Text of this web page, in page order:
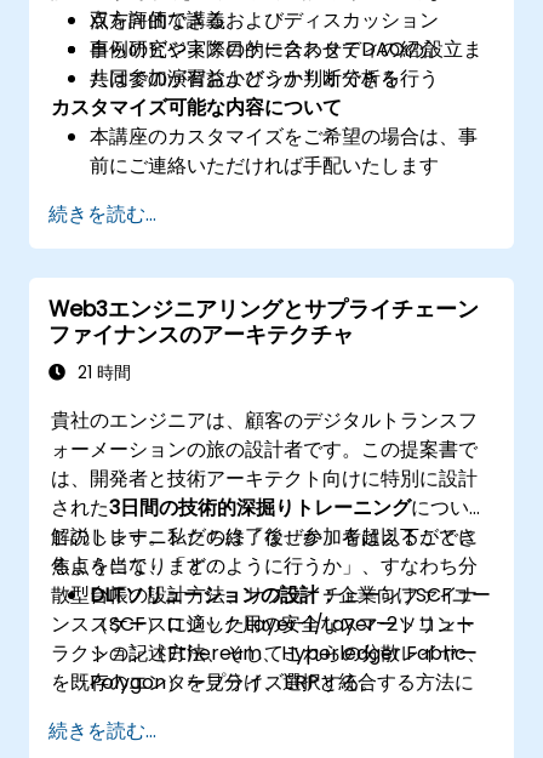
点を評価できる
自らのビジネス目的に合わせてDAOの設立ま
たは参加が有益かどうか判断できる
双方向的な講義およびディスカッション
事例研究や実際のケーススタディの紹介
共同での演習およびシナリオ分析を行う
カスタマイズ可能な内容について
本講座のカスタマイズをご希望の場合は、事
前にご連絡いただければ手配いたします
続きを読む...
Web3エンジニアリングとサプライチェーン
ファイナンスのアーキテクチャ
21 時間
貴社のエンジニアは、顧客のデジタルトランスフ
ォーメーションの旅の設計者です。この提案書で
は、開発者と技術アーキテクト向けに特別に設計
された3日間の技術的深掘りトレーニングについて
解説します。私たちは「なぜか」を超えることに
焦点を当て、「どのように行うか」、すなわち分
散型台帳の設計方法、サプライチェーンファイナ
ンス（SCF）ロジック用の安全なスマートコント
ラクトの記述方法、そしてこれらの分散レイヤー
を既存のエンタープライズERPと統合する方法に
このトレーニングの終了後、参加者は以下ができ
るようになります：
DLTソリューションの設計：企業向けSCFユー
スケースに適したLayer-1/Layer-2ソリュー
ション（Ethereum、Hyperledger Fabric、
Polygon）を見分け、選択する。
グ、請求書承認、決済を自動化するスマート
続きを読む...